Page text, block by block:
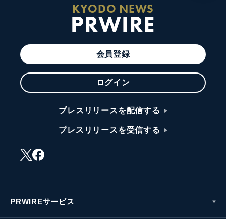
KYODO NEWS
PRWIRE
会員登録
ログイン
プレスリリースを配信する
プレスリリースを受信する
PRWIREサービス